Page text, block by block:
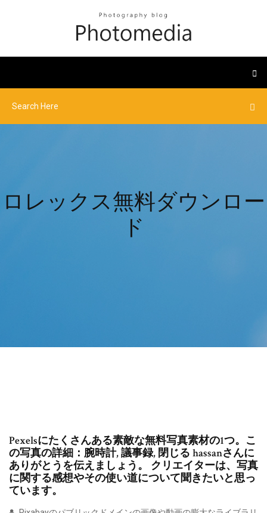
ロレックス無料ダウンロー
ド
Pexelsにたくさんある素敵な無料写真素材の1つ。こ
の写真の詳細：腕時計, 議事録, 閉じる hassanさんに
ありがとうを伝えましょう。 クリエイターは、写真
に関する感想やその使い道について聞きたいと思っ
ています。